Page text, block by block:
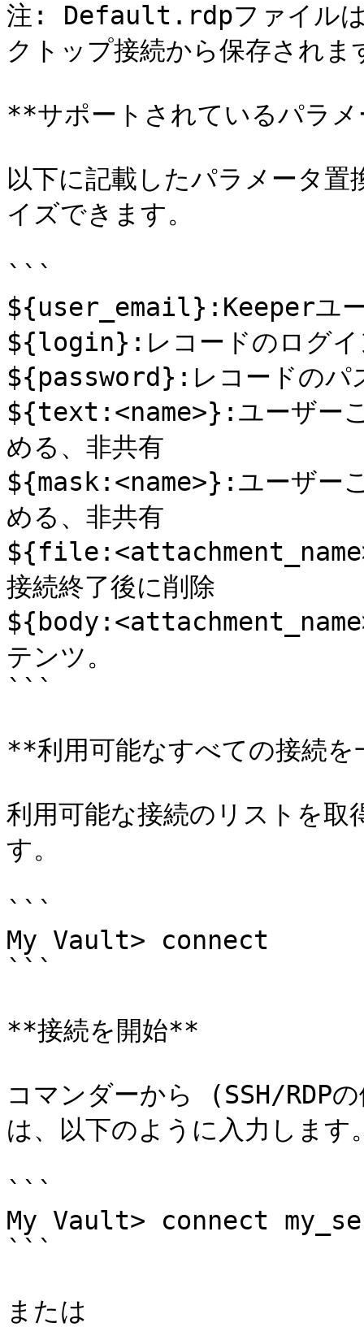
注: Default.rdpファイルは
クトップ接続から保存されま
**サポートされているパラ
以下に記載したパラメータ
イズできます。
```
${user_email}:Keeperユ
${login}:レコードのログイ
${password}:レコードのパ
${text:<name>}:ユーザーご
める、非共有
${mask:<name>}:ユーザー
める、非共有
接続終了後に削除
テンツ。
```
**利用可能なすべての接続
利用可能な接続のリストを取
す。
```
My Vault> connect
```
**接続を開始**
コマンダーから (SSH/RDP
は、以下のように入力します
```
My Vault> connect
```
または